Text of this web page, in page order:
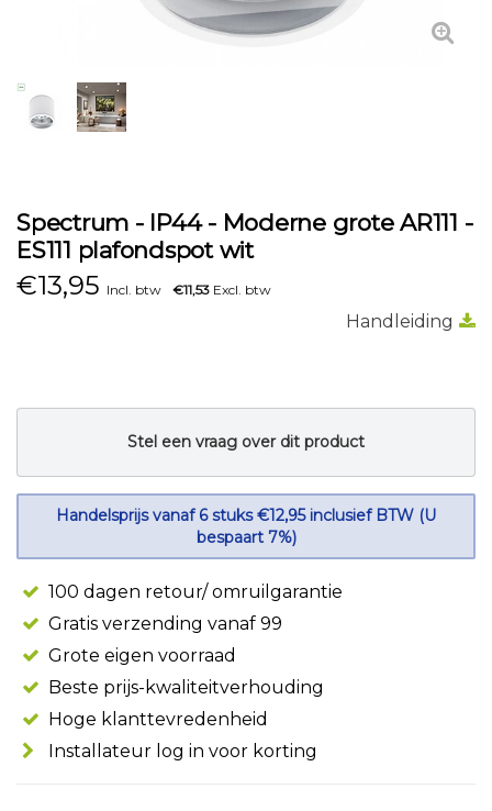
Spectrum - IP44 - Moderne grote AR111 -
ES111 plafondspot wit
€13,95 Incl. btw €11,53 Excl. btw
Handleiding
Stel een vraag over dit product
Handelsprijs vanaf 6 stuks €12,95 inclusief BTW (U
bespaart 7%)
100 dagen retour/ omruilgarantie
Gratis verzending vanaf 99
Grote eigen voorraad
Beste prijs-kwaliteitverhouding
Hoge klanttevredenheid
Installateur log in voor korting